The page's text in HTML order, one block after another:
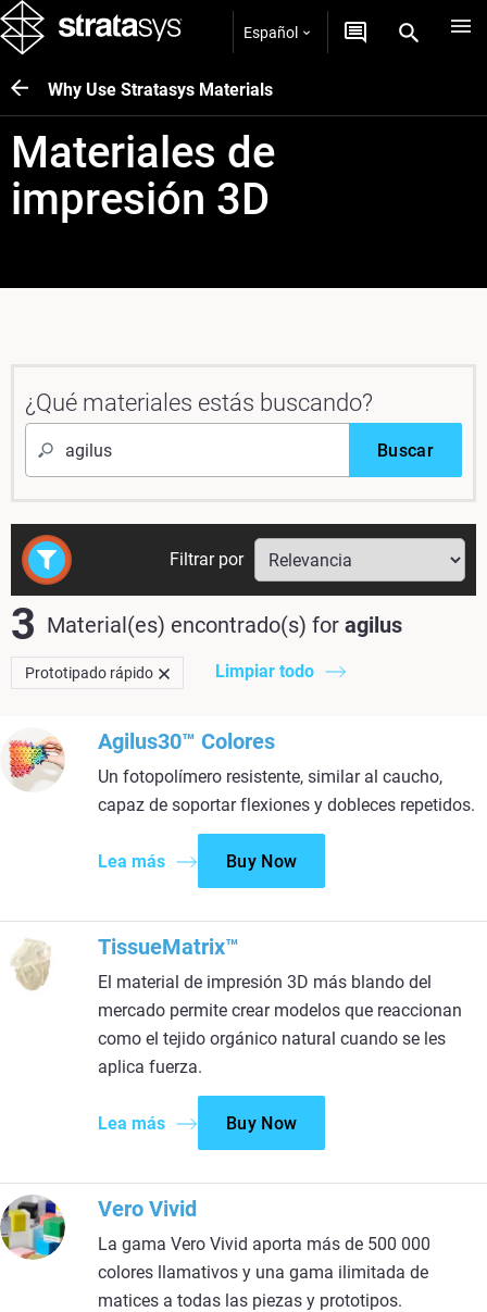
Español
Why Use Stratasys Materials
Materiales de
impresión 3D
¿Qué materiales estás buscando?
Buscar
3 Material(es) encontrado(s) for agilus
Prototipado rápido Limpiar todo
Filtrar por
Agilus30™ Colores
Un fotopolímero resistente, similar al caucho,
capaz de soportar flexiones y dobleces repetidos.
Lea más Buy Now
TissueMatrix™
El material de impresión 3D más blando del
mercado permite crear modelos que reaccionan
como el tejido orgánico natural cuando se les
aplica fuerza.
Lea más Buy Now
Vero Vivid
La gama Vero Vivid aporta más de 500 000
colores llamativos y una gama ilimitada de
matices a todas las piezas y prototipos.